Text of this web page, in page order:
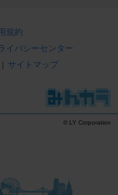
規約
イバシーセンター
| サイトマップ
© LY Corporation